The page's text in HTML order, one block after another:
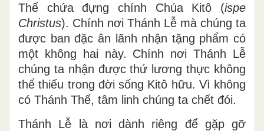
Thể chứa đựng chính Chúa Kitô (ispe
Christus). Chính nơi Thánh Lễ mà chúng ta
được ban đặc ân lãnh nhận tặng phẩm có
một không hai này. Chính nơi Thánh Lễ
chúng ta nhận được thứ lương thực không
thể thiếu trong đời sống Kitô hữu. Vì không
có Thánh Thể, tâm linh chúng ta chết đói.
Thánh Lễ là nơi dành riêng để gặp gỡ